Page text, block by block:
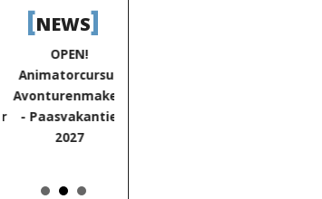
[NEWS]
OPEN!
Animatorcursus
Avonturenmakers
- Paasvakantie
2027